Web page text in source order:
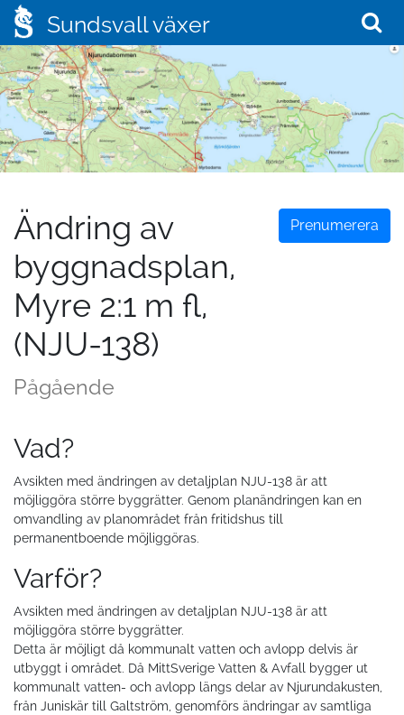
Sundsvall växer
Ändring av
byggnadsplan,
Myre 2:1 m fl,
(NJU-138)
Pågående
Prenumerera
Vad?
Avsikten med ändringen av detaljplan NJU-138 är att
möjliggöra större byggrätter. Genom planändringen kan en
omvandling av planområdet från fritidshus till
permanentboende möjliggöras.
Varför?
Avsikten med ändringen av detaljplan NJU-138 är att
möjliggöra större byggrätter.
Detta är möjligt då kommunalt vatten och avlopp delvis är
utbyggt i området. Då MittSverige Vatten & Avfall bygger ut
kommunalt vatten- och avlopp längs delar av Njurundakusten,
från Juniskär till Galtström, genomförs ändringar av samtliga